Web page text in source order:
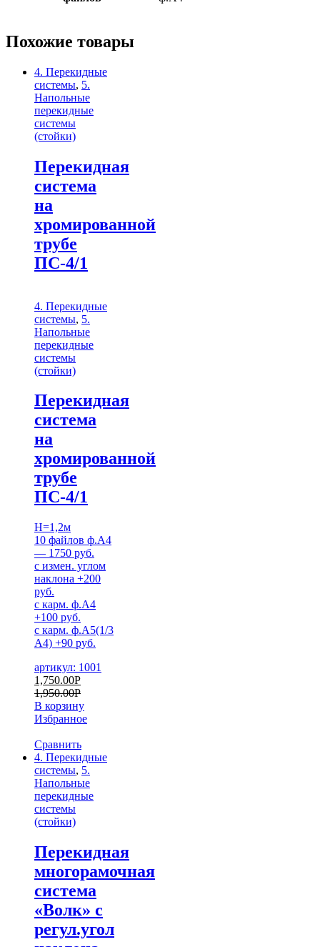
Похожие товары
4. Перекидные
системы, 5.
Напольные
перекидные
системы
(стойки)
Перекидная
система
на
хромированной
трубе
ПС-4/1
4. Перекидные
системы, 5.
Напольные
перекидные
системы
(стойки)
Перекидная
система
на
хромированной
трубе
ПС-4/1
H=1,2м
10 файлов ф.А4
— 1750 руб.
c измен. углом
наклона +200
руб.
с карм. ф.А4
+100 руб.
с карм. ф.А5(1/3
А4) +90 руб.
артикул: 1001
1,750.00Р
1,950.00Р
В корзину
Избранное
Сравнить
4. Перекидные
системы, 5.
Напольные
перекидные
системы
(стойки)
Перекидная
многорамочная
система
«Волк» с
регул.угол